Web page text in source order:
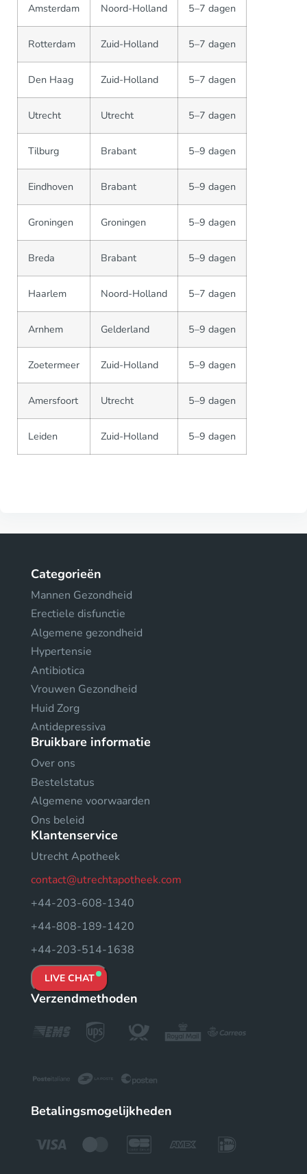
Amsterdam Noord-Holland 5–7 dagen
Rotterdam Zuid-Holland 5–7 dagen
Den Haag Zuid-Holland 5–7 dagen
Utrecht Utrecht 5–7 dagen
Tilburg Brabant 5–9 dagen
Eindhoven Brabant 5–9 dagen
Groningen Groningen 5–9 dagen
Breda Brabant 5–9 dagen
Haarlem Noord-Holland 5–7 dagen
Arnhem Gelderland 5–9 dagen
Zoetermeer Zuid-Holland 5–9 dagen
Amersfoort Utrecht 5–9 dagen
Leiden Zuid-Holland 5–9 dagen
Categorieën
Mannen Gezondheid
Erectiele disfunctie
Algemene gezondheid
Hypertensie
Antibiotica
Vrouwen Gezondheid
Huid Zorg
Antidepressiva
Bruikbare informatie
Over ons
Bestelstatus
Algemene voorwaarden
Ons beleid
Klantenservice
Utrecht Apotheek
contact@utrechtapotheek.com
+44-203-608-1340
+44-808-189-1420
+44-203-514-1638
LIVE CHAT
Verzendmethoden
Betalingsmogelijkheden